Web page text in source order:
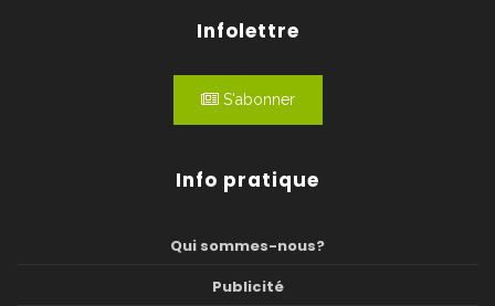
Infolettre
S'abonner
Info pratique
Qui sommes-nous?
Publicité